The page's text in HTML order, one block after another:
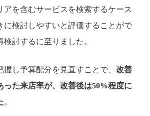
アを含むサービスを検索するケース
に検討しやすいと評価することがで
検討するに至りました。
し予算配分を見直すことで、 改善
った来店率が、改善後は50%程度に
。